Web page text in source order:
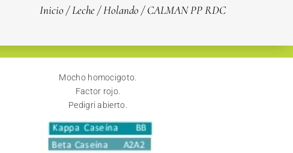
Inicio /Leche/Holando / CALMAN PP RDC
Mocho homocigoto.
Factor rojo.
Pedigri abierto.